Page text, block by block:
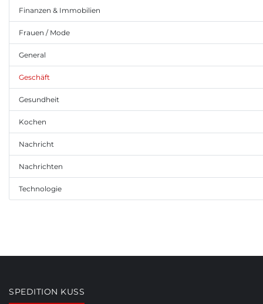
Finanzen & Immobilien
Frauen / Mode
General
Geschäft
Gesundheit
Kochen
Nachricht
Nachrichten
Technologie
SPEDITION KUSS